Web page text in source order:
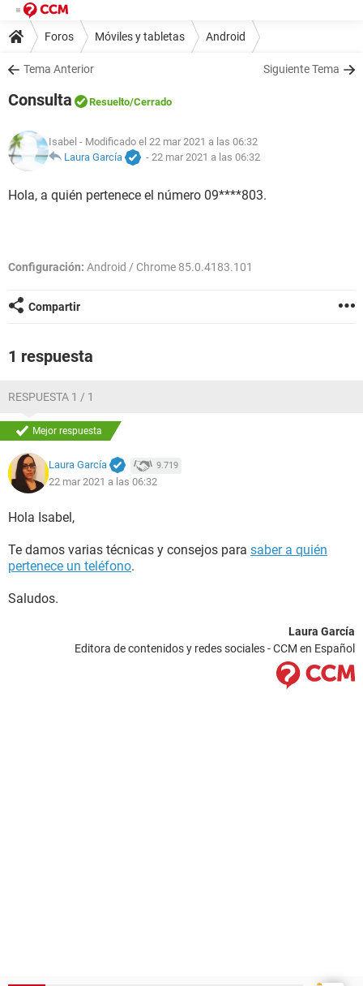
Foros Móviles y tabletas Android
Tema Anterior Siguiente Tema
Consulta Resuelto/Cerrado
Isabel - Modificado el 22 mar 2021 a las 06:32
Laura García
- 22 mar 2021 a las 06:32
Hola, a quién pertenece el número 09****803.
Configuración: Android / Chrome 85.0.4183.101
Compartir
1 respuesta
RESPUESTA 1 / 1
Mejor respuesta
Laura García 9.719
22 mar 2021 a las 06:32
Hola Isabel,
Te damos varias técnicas y consejos para saber a quién
pertenece un teléfono.
Saludos.
Laura García
Editora de contenidos y redes sociales - CCM en Español